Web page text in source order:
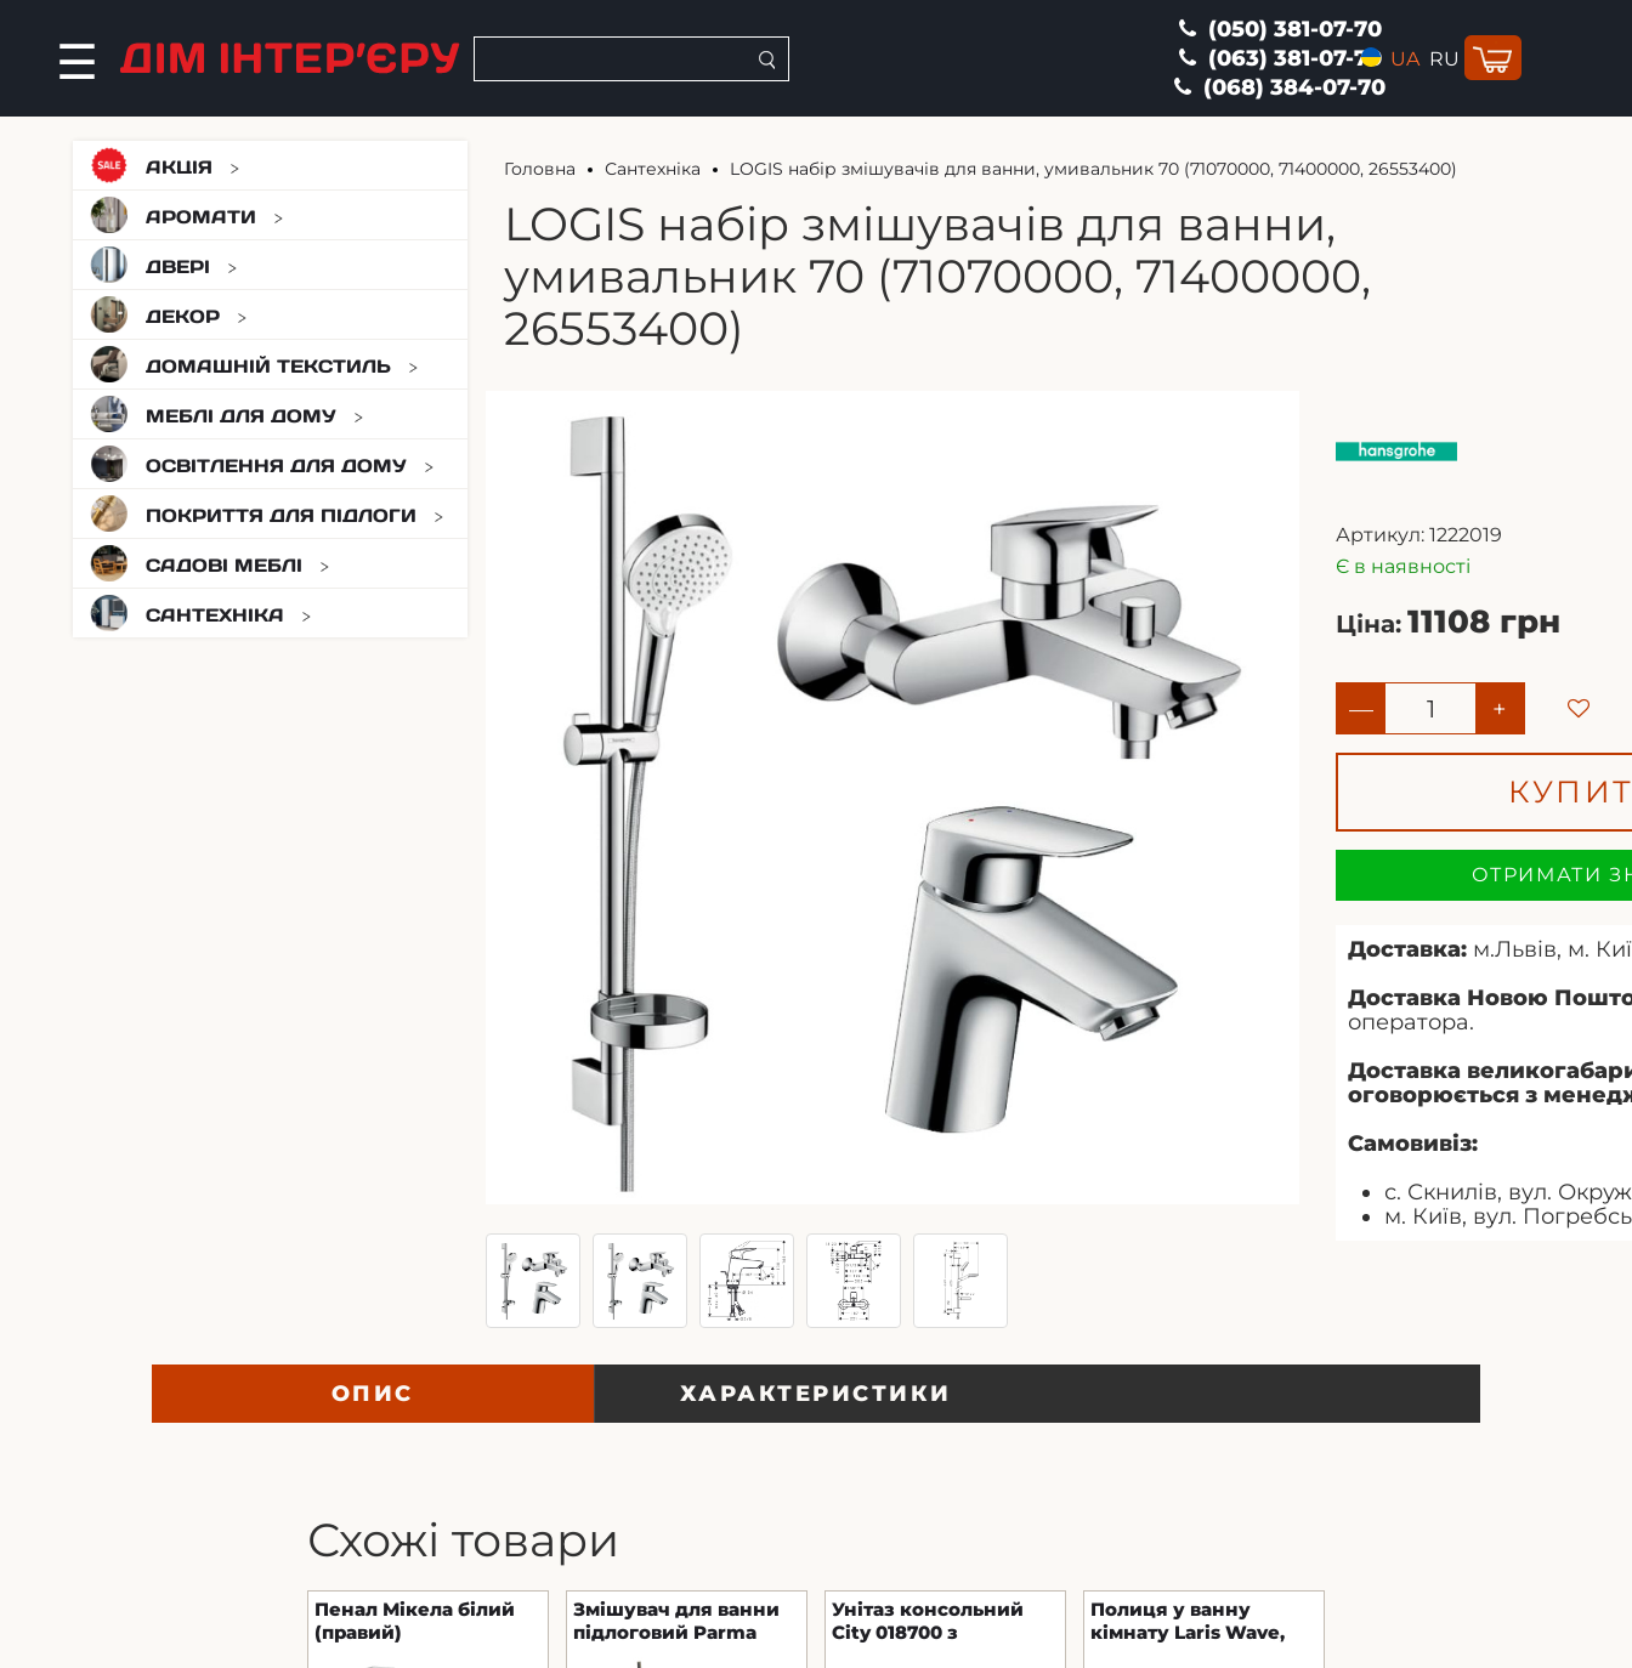
(050) 381-07-70
(063) 381-07-70
(068) 384-07-70
UA RU
АКЦІЯ
АРОМАТИ
ДВЕРІ
ДЕКОР
ДОМАШНІЙ ТЕКСТИЛЬ
МЕБЛІ ДЛЯ ДОМУ
ОСВІТЛЕННЯ ДЛЯ ДОМУ
ПОКРИТТЯ ДЛЯ ПІДЛОГИ
САДОВІ МЕБЛІ
САНТЕХНІКА
Головна Сантехніка LOGIS набір змішувачів для ванни, умивальник 70 (71070000, 71400000, 26553400)
LOGIS набір змішувачів для ванни,
умивальник 70 (71070000, 71400000,
26553400)
Артикул: 1222019
Є в наявності
Ціна: 11108 грн
— +
ОТРИМАТИ
Доставка: м.Львів, м.
Доставка Новою
оператора.
Доставка
оговорюється з
Самовивіз:
с. Скнилів, вул.
м. Київ, вул.
ОПИС ХАРАКТЕРИСТИКИ
Схожі товари
Пенал Мікела білий
(правий)
Змішувач для ванни
підлоговий Parma
золото
Унітаз консольний
City 018700 з
Полиця у ванну
кімнату Laris Wave,